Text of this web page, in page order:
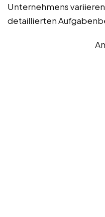
Unternehmens
detaillierten